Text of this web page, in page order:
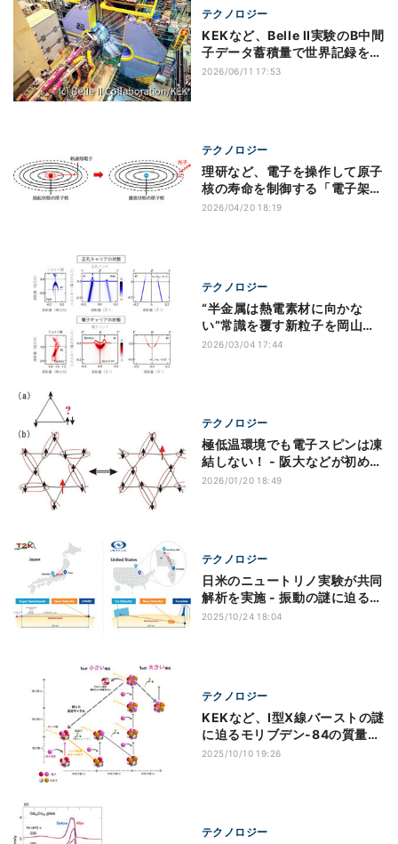
テクノロジー
KEKなど、Belle II実験のB中間
子データ蓄積量で世界記録を更
新
2026/06/11 17:53
テクノロジー
理研など、電子を操作して原子
核の寿命を制御する「電子架橋
遷移」を確認
2026/04/20 18:19
テクノロジー
“半金属は熱電素材に向かな
い”常識を覆す新粒子を岡山大
などが直接観測
2026/03/04 17:44
テクノロジー
極低温環境でも電子スピンは凍
結しない！ - 阪大などが初めて
確認
2026/01/20 18:49
テクノロジー
日米のニュートリノ実験が共同
解析を実施 - 振動の謎に迫る成
果を確認
2025/10/24 18:04
テクノロジー
KEKなど、I型X線バーストの謎
に迫るモリブデン-84の質量測
定に成功
2025/10/10 19:26
テクノロジー